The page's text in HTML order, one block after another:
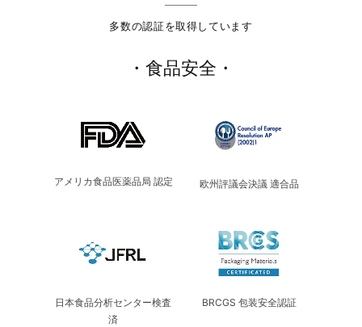
多数の認証を取得しています
・食品安全・
アメリカ食品医薬品局 認定 欧州評議会決議 適合品
日本食品分析センター検査
済
BRCGS 包装安全認証